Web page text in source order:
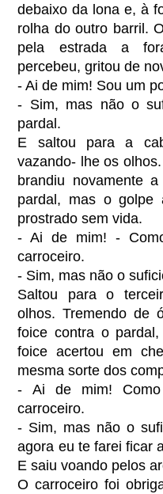
debaixo da lona e, à
rolha do outro barril.
pela estrada a
percebeu, gritou de
- Ai de mim! Sou um
- Sim, mas não o
pardal.
E saltou para a
vazando- lhe os
brandiu novamente
pardal, mas o golpe
prostrado sem vida.
- Ai de mim! -
carroceiro.
- Sim, mas não o
Saltou para o
olhos. Tremendo de
foice contra o
foice acertou em
mesma sorte dos
- Ai de mim!
carroceiro.
- Sim, mas não o
agora eu te farei ficar
E saiu voando pelos
O carroceiro foi